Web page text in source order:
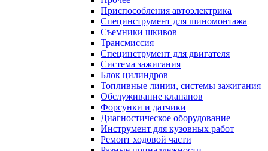
Приспособления автоэлектрика
Специнструмент для шиномонтажа
Съемники шкивов
Трансмиссия
Специнструмент для двигателя
Система зажигания
Блок цилиндров
Топливные линии, системы зажигания
Обслуживание клапанов
Форсунки и датчики
Диагностическое оборудование
Инструмент для кузовных работ
Ремонт ходовой части